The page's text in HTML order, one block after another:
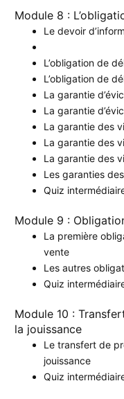
Module 8 :
Le devoir
L’obligation de
L’obligation de
La garantie
La garantie
La garantie des
La garantie des
La garantie des
Les garanties
Quiz
Module 9 :
La première
vente
Les autres
Quiz
Module 10 :
la jouissance
Le transfert de
jouissance
Quiz